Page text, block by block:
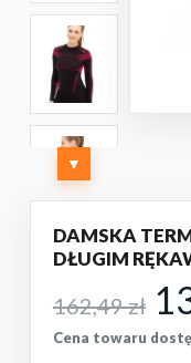
▼
DAMSKA
DŁUGIM
162,49zł
Cena towaru